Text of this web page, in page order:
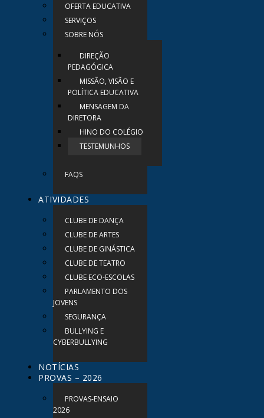
OFERTA EDUCATIVA
SERVIÇOS
SOBRE NÓS
DIREÇÃO
PEDAGÓGICA
MISSÃO, VISÃO E
POLÍTICA EDUCATIVA
MENSAGEM DA
DIRETORA
HINO DO COLÉGIO
TESTEMUNHOS
FAQS
ATIVIDADES
CLUBE DE DANÇA
CLUBE DE ARTES
CLUBE DE GINÁSTICA
CLUBE DE TEATRO
CLUBE ECO-ESCOLAS
PARLAMENTO DOS
JOVENS
SEGURANÇA
BULLYING E
CYBERBULLYING
NOTÍCIAS
PROVAS – 2026
PROVAS-ENSAIO
2026